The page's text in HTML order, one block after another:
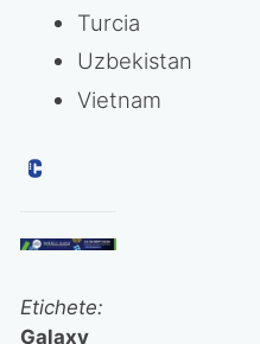
Turcia
Uzbekistan
Vietnam
Etichete:
Galaxy